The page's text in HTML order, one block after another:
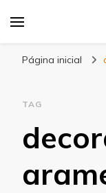
Página inicial
TAG